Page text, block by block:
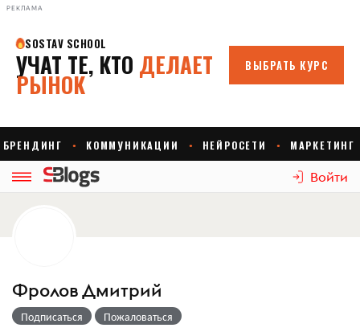
РЕКЛАМА
Войти
Фролов Дмитрий
Подписаться Пожаловаться